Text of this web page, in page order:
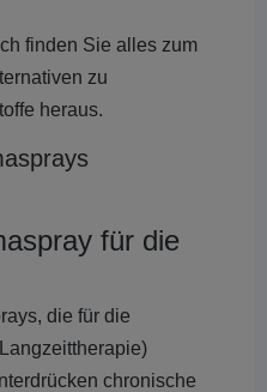
finden Sie alles zum
zu
heraus.
für die
die für die
chronische